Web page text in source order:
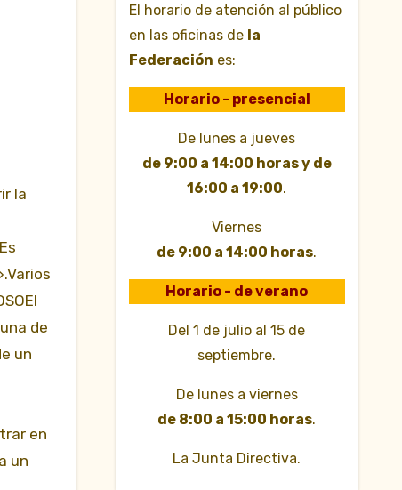
la
de
un
en
un
El horario de atención al público
en las oficinas de la
Federación es:
Horario - presencial
De lunes a jueves
de 9:00 a 14:00 horas y de
16:00 a 19:00.
Viernes
de 9:00 a 14:00 horas.
Horario - de verano
Del 1 de julio al 15 de
septiembre.
De lunes a viernes
de 8:00 a 15:00 horas.
La Junta Directiva.